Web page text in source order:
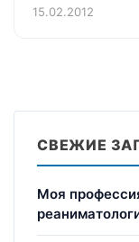
15.02.2012
СВЕЖИЕ
Моя